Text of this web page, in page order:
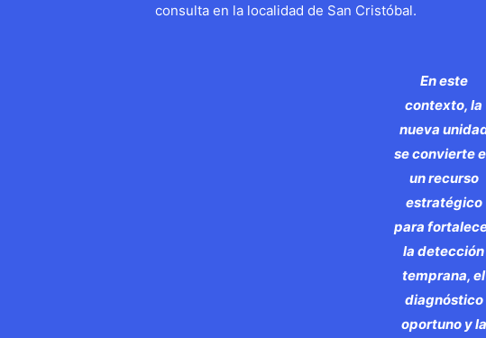
consulta en la localidad de San Cristóbal.
En este
contexto, la
nueva
se convierte
un recurso
estratégico
para
la detección
temprana, el
diagnóstico
oportuno y la